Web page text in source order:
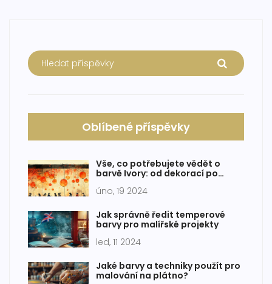
Oblíbené příspěvky
Vše, co potřebujete vědět o
barvě Ivory: od dekorací po
úno, 19 2024
Jak správně ředit temperové
barvy pro malířské projekty
led, 11 2024
Jaké barvy a techniky použít pro
malování na plátno?